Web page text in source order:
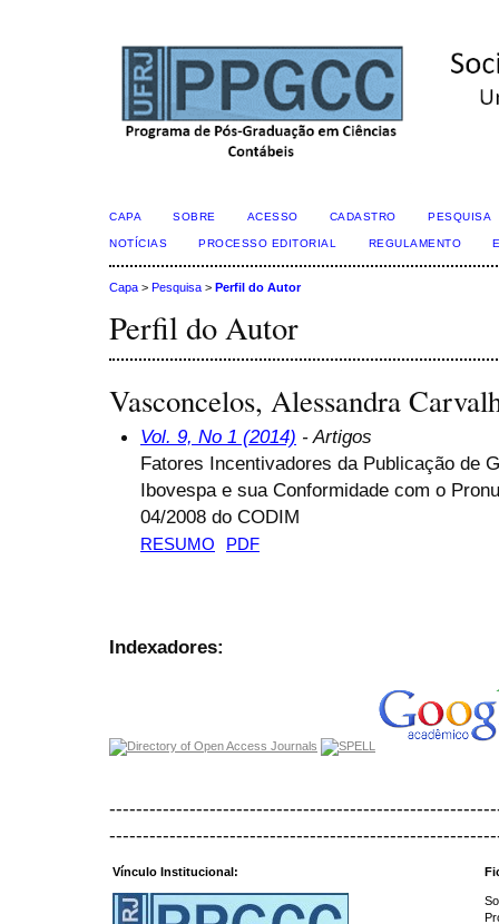
CAPA SOBRE ACESSO CADASTRO PESQUISA
NOTÍCIAS PROCESSO EDITORIAL REGULAMENTO
Capa > Pesquisa > Perfil do Autor
Perfil do Autor
Vasconcelos, Alessandra
Vol. 9, No 1 (2014) - Artigos
Fatores Incentivadores da Publicação de
Ibovespa e sua Conformidade com o
04/2008 do CODIM
RESUMO PDF
Indexadores:
Vínculo Institucional: